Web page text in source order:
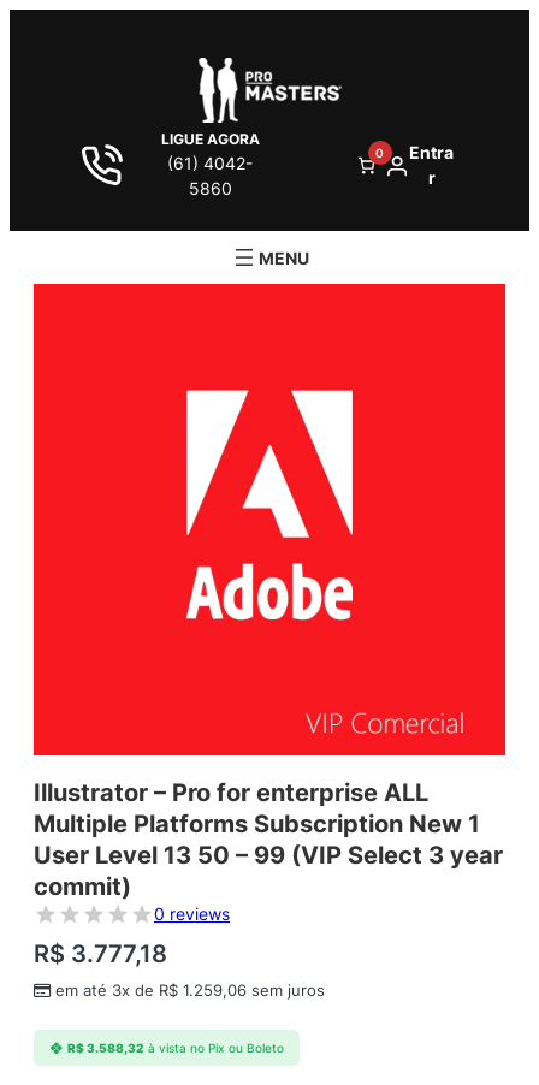
LIGUE AGORA
(61) 4042-
5860
0
Entra
r
Illustrator – Pro for enterprise ALL
Multiple Platforms Subscription New 1
User Level 13 50 – 99 (VIP Select 3 year
commit)
0 reviews
R$ 3.777,18
em até 3x de R$ 1.259,06 sem juros
R$3.588,32 à vista no Pix ou Boleto